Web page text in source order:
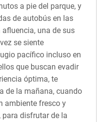
a pie del parque, y
de autobús en las
una de sus
se siente
pacífico incluso en
que buscan evadir
óptima, te
de la mañana, cuando
ambiente fresco y
disfrutar de la